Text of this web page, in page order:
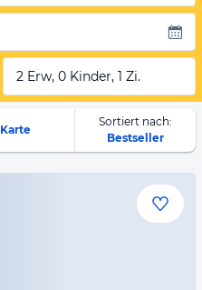
2 Erw, 0 Kinder, 1 Zi.
Karte
Sortiert nach:
Bestseller